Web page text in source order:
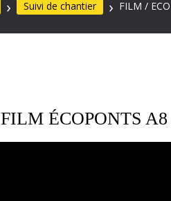
Suivi de chantier FILM /
FILM ÉCOPONTS